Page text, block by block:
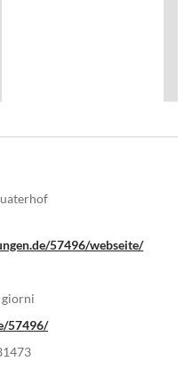
57496/webseite/
giorni
57496/